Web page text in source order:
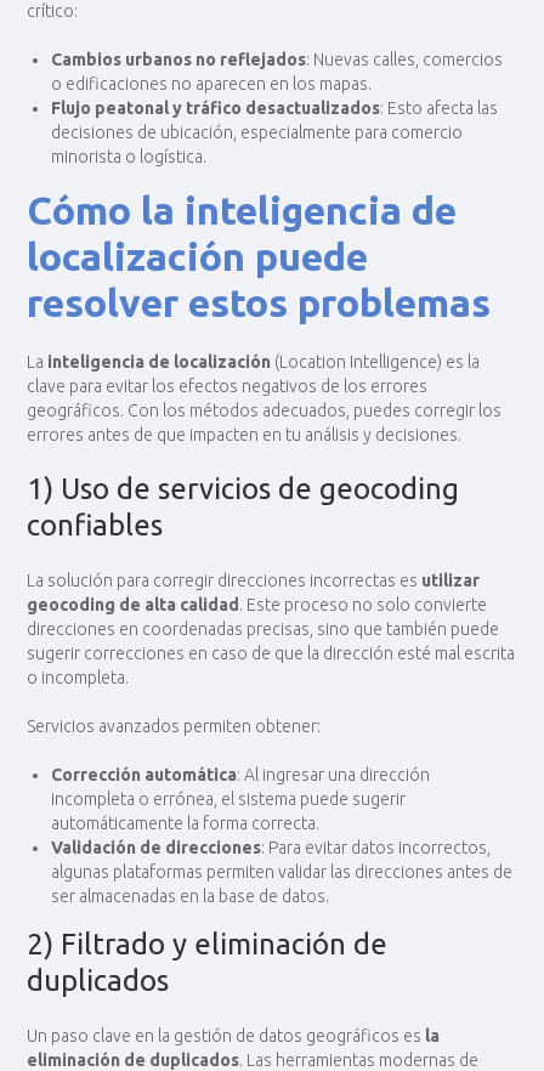
crítico:
Cambios urbanos no reflejados: Nuevas calles, comercios
o edificaciones no aparecen en los mapas.
Flujo peatonal y tráfico desactualizados: Esto afecta las
decisiones de ubicación, especialmente para comercio
minorista o logística.
Cómo la inteligencia de
localización puede
resolver estos problemas
La inteligencia de localización (Location Intelligence) es la
clave para evitar los efectos negativos de los errores
geográficos. Con los métodos adecuados, puedes corregir los
errores antes de que impacten en tu análisis y decisiones.
1) Uso de servicios de geocoding
confiables
La solución para corregir direcciones incorrectas es utilizar
geocoding de alta calidad . Este proceso no solo convierte
direcciones en coordenadas precisas, sino que también puede
sugerir correcciones en caso de que la dirección esté mal escrita
o incompleta.
Servicios avanzados permiten obtener:
Corrección automática: Al ingresar una dirección
incompleta o errónea, el sistema puede sugerir
automáticamente la forma correcta.
Validación de direcciones: Para evitar datos incorrectos,
algunas plataformas permiten validar las direcciones antes de
ser almacenadas en la base de datos.
2) Filtrado y eliminación de
duplicados
Un paso clave en la gestión de datos geográficos es la
eliminación de duplicados. Las herramientas modernas de